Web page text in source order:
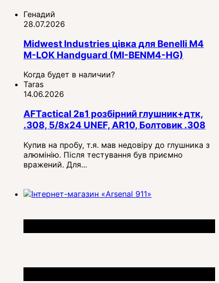
Генадий
28.07.2026
Midwest Industries цівка для Benelli M4
M-LOK Handguard (MI-BENM4-HG)
Когда будет в наличии?
Taras
14.06.2026
AFTactical 2в1 розбірний глушник+дтк,
.308, 5/8x24 UNEF, AR10, Болтовик .308
Купив на пробу, т.я. мав недовіру до глушника з
алюмінію. Після тестування був приємно
вражений. Для...